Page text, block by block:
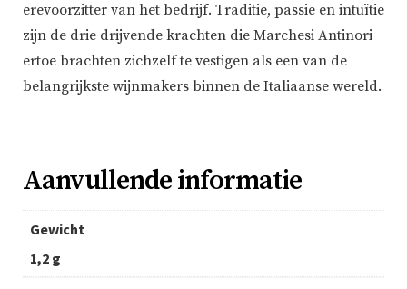
erevoorzitter van het bedrijf. Traditie, passie en intuïtie
zijn de drie drijvende krachten die Marchesi Antinori
ertoe brachten zichzelf te vestigen als een van de
belangrijkste wijnmakers binnen de Italiaanse wereld.
Aanvullende informatie
Gewicht
1,2 g